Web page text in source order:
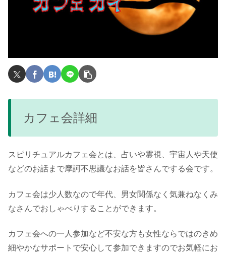
カフェ会詳細
スピリチュアルカフェ会とは、占いや霊視、宇宙人や天使
などのお話まで摩訶不思議なお話を皆さんでする会です。
カフェ会は少人数なので年代、男女関係なく気兼ねなくみ
なさんでおしゃべりすることができます。
カフェ会への一人参加など不安な方も女性ならではのきめ
細やかなサポートで安心して参加できますのでお気軽にお